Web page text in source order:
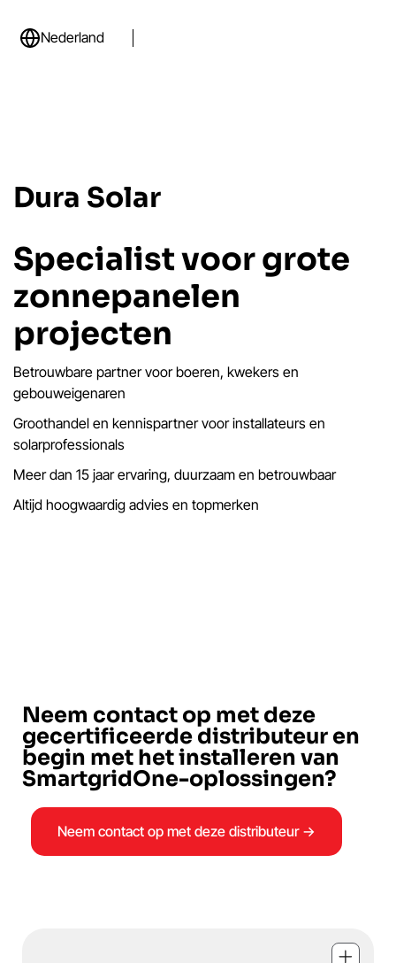
Nederland
Dura Solar
Specialistvoor grote
zonnepanelen
projecten
Betrouwbare partner voor boeren, kwekers en
gebouweigenaren
Groothandel en kennispartner voor installateurs en
solarprofessionals
Meer dan 15 jaar ervaring, duurzaam en betrouwbaar
Altijd hoogwaardig advies en topmerken
Neem contact op met deze
gecertificeerde distributeur en
begin met het installeren van
SmartgridOne-oplossingen?
Neem contact op met deze distributeur →